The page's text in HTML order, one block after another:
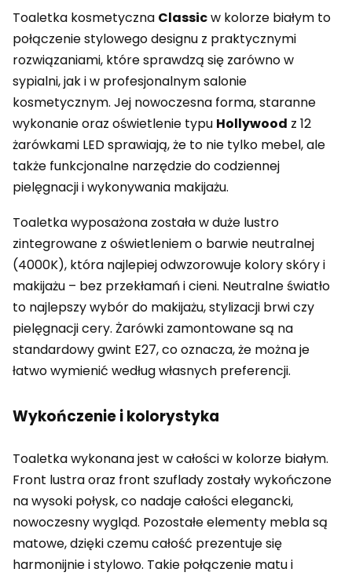
Toaletka kosmetyczna Classicw kolorze białym to
połączenie stylowego designu z praktycznymi
rozwiązaniami, które sprawdzą się zarówno w
sypialni, jak i w profesjonalnym salonie
kosmetycznym. Jej nowoczesna forma, staranne
wykonanie oraz oświetlenie typu Hollywood z 12
żarówkami LED sprawiają, że to nie tylko mebel, ale
także funkcjonalne narzędzie do codziennej
pielęgnacji i wykonywania makijażu.
Toaletka wyposażona została w duże lustro
zintegrowane z oświetleniem o barwie neutralnej
(4000K), która najlepiej odwzorowuje kolory skóry i
makijażu – bez przekłamań i cieni. Neutralne światło
to najlepszy wybór do makijażu, stylizacji brwi czy
pielęgnacji cery. Żarówki zamontowane są na
standardowy gwint E27, co oznacza, że można je
łatwo wymienić według własnych preferencji.
Wykończenie i kolorystyka
Toaletka wykonana jest w całości w kolorze białym.
Front lustra oraz front szuflady zostały wykończone
na wysoki połysk, co nadaje całości elegancki,
nowoczesny wygląd. Pozostałe elementy mebla są
matowe, dzięki czemu całość prezentuje się
harmonijnie i stylowo. Takie połączenie matu i